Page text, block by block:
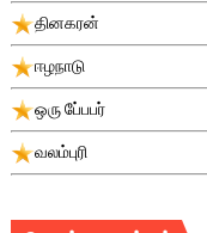
தினகரன்
ஈழநாடு
ஒரு பே்பபர்
வலம்புரி